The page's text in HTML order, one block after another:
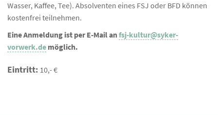
Wasser, Kaffee, Tee). Absolventen eines FSJ oder BFD können
kostenfrei teilnehmen.
Eine Anmeldung ist per E-Mail anfsj-kultur@syker-
vorwerk.de möglich.
Eintritt: 10,- €